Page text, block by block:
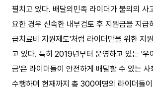
펼치고 있다. 배달의민족 라이더가 불의의 사
요한 경우 신속한 내부검토 후 지원금을 지급
급치료비 지원제도'처럼 라이더만을 위한 지
고 있다. 특히 2019년부터 운영하고 있는 '우
금'은 라이더들이 안전하게 배달할 수 있는 사
수행하며 현재까지 총 300여명의 라이더들